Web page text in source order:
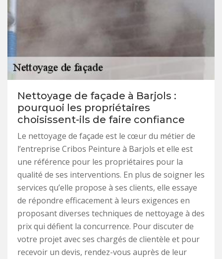
Nettoyage de façade à Barjols :
pourquoi les propriétaires
choisissent-ils de faire confiance
Le nettoyage de façade est le cœur du métier de
l’entreprise Cribos Peinture à Barjols et elle est
une référence pour les propriétaires pour la
qualité de ses interventions. En plus de soigner les
services qu’elle propose à ses clients, elle essaye
de répondre efficacement à leurs exigences en
proposant diverses techniques de nettoyage à des
prix qui défient la concurrence. Pour discuter de
votre projet avec ses chargés de clientèle et pour
recevoir un devis, rendez-vous auprès de leur